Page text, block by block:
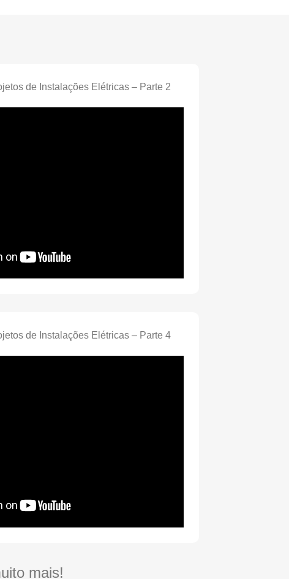
de Instalações Elétricas – Parte 2
de Instalações Elétricas – Parte 4
mais!